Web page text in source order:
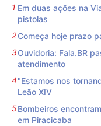
Em duas ações na
pistolas
Começa hoje prazo
Ouvidoria: Fala.BR
atendimento
"Estamos nos
Leão XIV
Bombeiros
em Piracicaba